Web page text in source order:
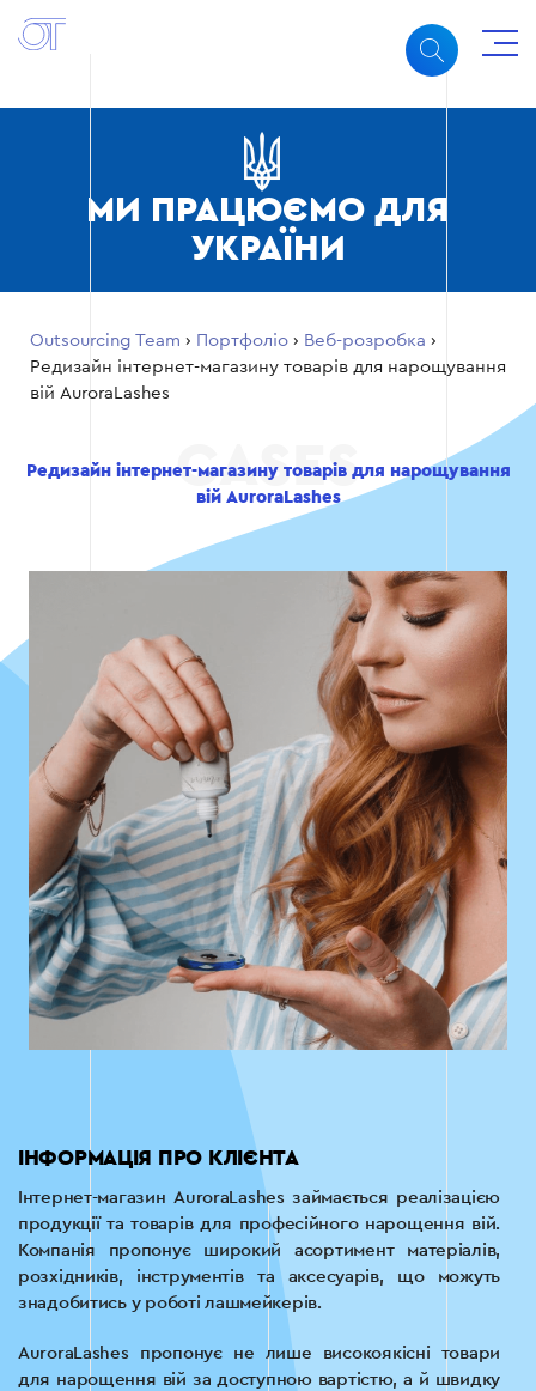
МИ ПРАЦЮЄМО ДЛЯ
УКРАЇНИ
Outsourcing Team › Портфоліо › Веб-розробка ›
Редизайн інтернет-магазину товарів для нарощування
вій AuroraLashes
Редизайн інтернет-магазину товарів для нарощування
вій AuroraLashes
ІНФОРМАЦІЯ ПРО КЛІЄНТА
Інтернет-магазин AuroraLashes займається реалізацією
продукції та товарів для професійного нарощення вій.
Компанія пропонує широкий асортимент матеріалів,
розхідників, інструментів та аксесуарів, що можуть
знадобитись у роботі лашмейкерів.
AuroraLashes пропонує не лише високоякісні товари
для нарощення вій за доступною вартістю, а й швидку